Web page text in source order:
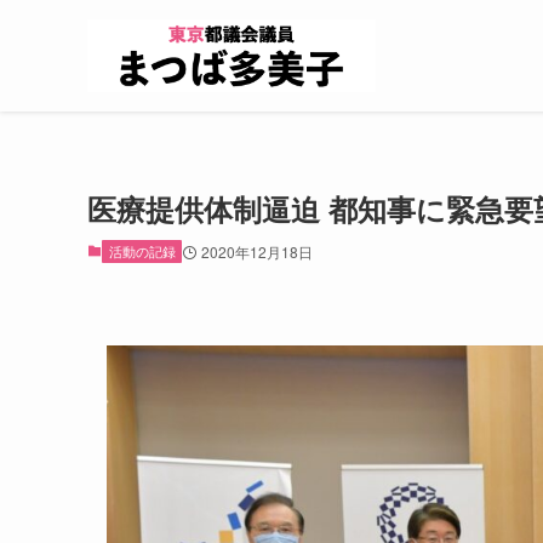
医療提供体制逼迫 都知事に緊急要
活動の記録 2020年12月18日